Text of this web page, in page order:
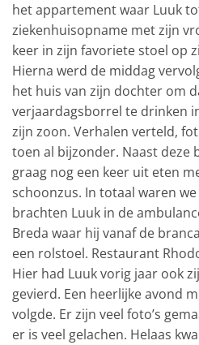
het appartement waar Luuk
ziekenhuisopname met zijn
keer in zijn favoriete stoel op
Hierna werd de middag
het huis van zijn dochter om
verjaardagsborrel te drinken
zijn zoon. Verhalen verteld,
toen al bijzonder. Naast deze
graag nog een keer uit eten
schoonzus. In totaal waren
brachten Luuk in de
Breda waar hij vanaf de
een rolstoel. Restaurant
Hier had Luuk vorig jaar ook
gevierd. Een heerlijke avond
volgde. Er zijn veel foto’s
er is veel gelachen. Helaas